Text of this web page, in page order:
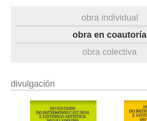
videoteca
outros docs
obra individual
obra en coautoría
obra colectiva
divulgación